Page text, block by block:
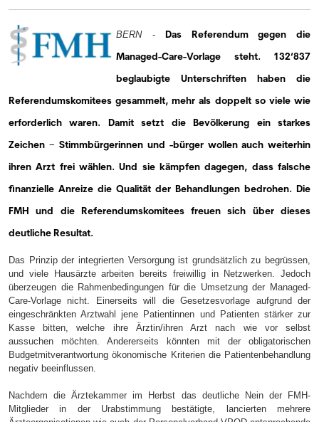
BERN- Das Referendum gegen die
Managed-Care-Vorlage steht. 132‘837
beglaubigte Unterschriften haben die
Referendumskomitees gesammelt, mehr als doppelt so viele wie
erforderlich waren. Damit setzt die Bevölkerung ein starkes
Zeichen −Stimmbürgerinnen und -bürger wollen auch weiterhin
ihren Arzt frei wählen. Und sie kämpfen dagegen, dass falsche
finanzielle Anreize die Qualität der Behandlungen bedrohen. Die
FMH und die Referendumskomitees freuen sich über dieses
deutliche Resultat.
Das Prinzip der integrierten Versorgung ist grundsätzlich zu begrüssen,
und viele Hausärzte arbeiten bereits freiwillig in Netzwerken. Jedoch
überzeugen die Rahmenbedingungen für die Umsetzung der Managed-
Care-Vorlage nicht. Einerseits will die Gesetzesvorlage aufgrund der
eingeschränkten Arztwahl jene Patientinnen und Patienten stärker zur
Kasse bitten, welche ihre Ärztin/ihren Arzt nach wie vor selbst
aussuchen möchten. Andererseits könnten mit der obligatorischen
Budgetmitverantwortung ökonomische Kriterien die Patientenbehandlung
negativ beeinflussen.
Nachdem die Ärztekammer im Herbst das deutliche Nein der FMH-
Mitglieder in der Urabstimmung bestätigte, lancierten mehrere